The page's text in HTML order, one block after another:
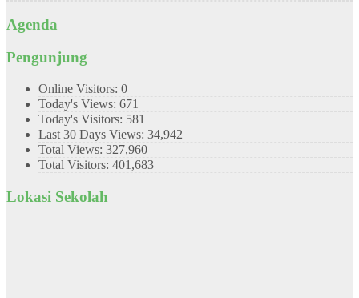
Agenda
Pengunjung
Online Visitors: 0
Today's Views: 671
Today's Visitors: 581
Last 30 Days Views: 34,942
Total Views: 327,960
Total Visitors: 401,683
Lokasi Sekolah